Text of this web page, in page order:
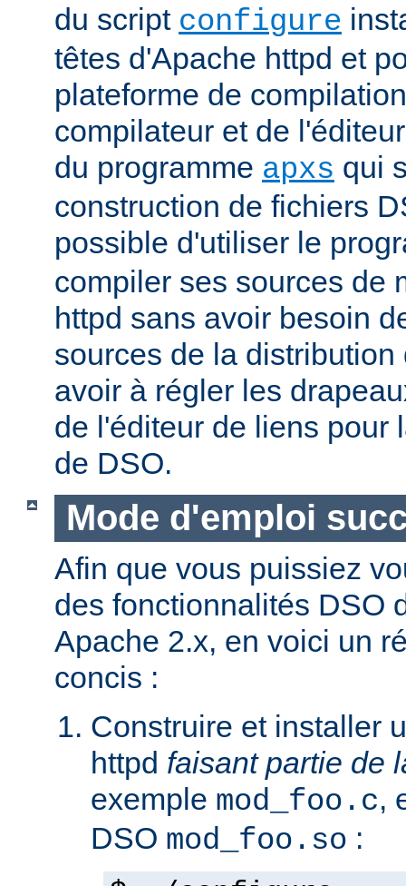
du script configure
têtes d'Apache httpd et
plateforme de
compilateur et de
du programme apxs qui
construction de fichiers
possible d'utiliser le
compiler ses sources de
httpd sans avoir besoin
sources de la
avoir à régler les
de l'éditeur de liens pour
de DSO.
Mode d'emploi
Afin que vous puissiez
des fonctionnalités DSO
Apache 2.x, en voici un
concis :
Construire et installer
httpd faisant partie de
exemple mod_foo.c,
DSO mod_foo.so :